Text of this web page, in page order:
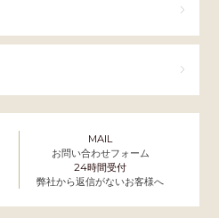
MAIL
お問い合わせフォーム
24時間受付
弊社から返信がないお客様へ